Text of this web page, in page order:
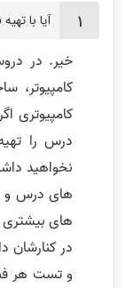
نظر رتبه 1 کنکور ارشد کامپیوتر
نظر رتبه 2 کنکور ارشد
آیا با
خیر. در
کامپیوتر،
کامپیوتری
درس را
نخواهید
های درس و
های بیشتری
در کنارشان
و تست هر